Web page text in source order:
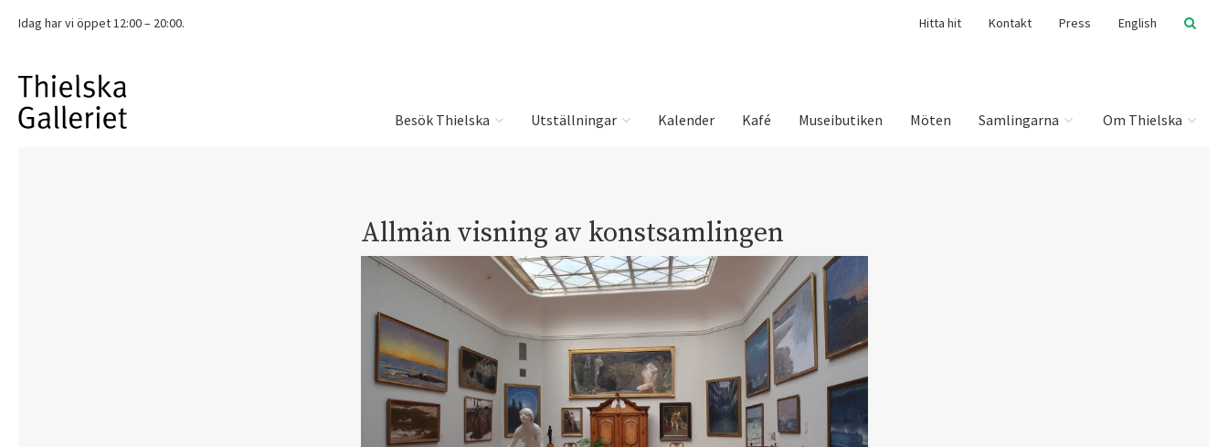
Idag har vi öppet 12:00 – 20:00. Hitta hit Kontakt Press English
Besök Thielska Utställningar Kalender Kafé Museibutiken Möten Samlingarna Om Thielska
Allmän visning av konstsamlingen